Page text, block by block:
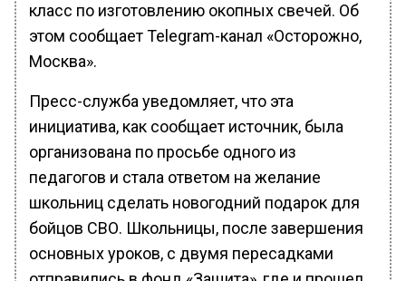
класс по изготовлению окопных свечей. Об
этом сообщает Telegram-канал «Осторожно,
Москва».
Пресс-служба уведомляет, что эта
инициатива, как сообщает источник, была
организована по просьбе одного из
педагогов и стала ответом на желание
школьниц сделать новогодний подарок для
бойцов СВО. Школьницы, после завершения
основных уроков, с двумя пересадками